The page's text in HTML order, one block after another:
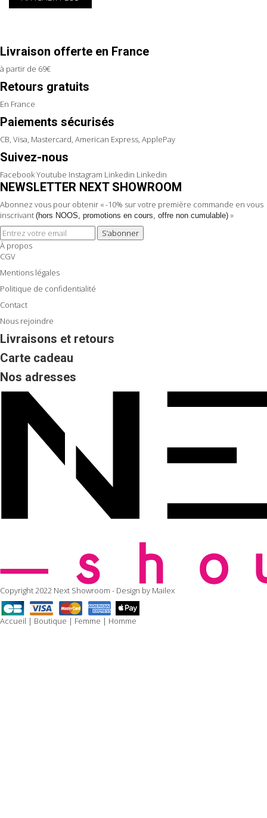
Livraison offerte en France
à partir de 69€
Retours gratuits
En France
Paiements sécurisés
CB, Visa, Mastercard, American Express, ApplePay
Suivez-nous
FacebookYoutube Instagram Linkedin Linkedin
NEWSLETTER NEXT SHOWROOM
Abonnez vous pour obtenir « -10% sur votre première commande en vous
inscrivant (hors NOOS, promotions en cours, offre non cumulable) »
S’abonner
À propos
CGV
Mentions légales
Politique de confidentialité
Contact
Nous rejoindre
Livraisons et retours
Carte cadeau
Nos adresses
Copyright 2022 Next Showroom - Design by Mailex
Accueil | Boutique | Femme | Homme